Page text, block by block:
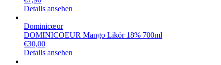
Details ansehen
Dominicœur
DOMINICOEUR Mango Likör 18% 700ml
€30,00
Details ansehen